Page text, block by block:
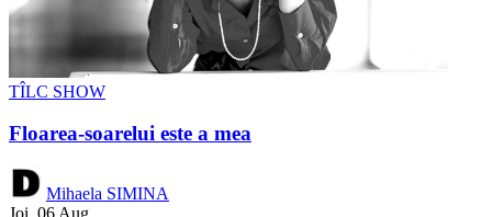
TÎLC SHOW
Floarea-soarelui este a mea
Mihaela SIMINA
Joi, 06 Aug